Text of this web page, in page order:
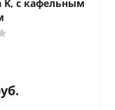
K, с кафельным